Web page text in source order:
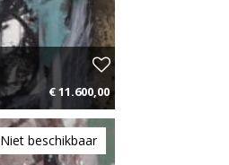
€ 11.600,00
€ 174,00 p.m.
Niet beschikbaar